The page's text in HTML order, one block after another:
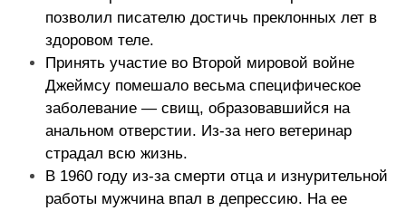
позволил писателю достичь преклонных лет в
здоровом теле.
Принять участие во Второй мировой войне
Джеймсу помешало весьма специфическое
заболевание — свищ, образовавшийся на
анальном отверстии. Из-за него ветеринар
страдал всю жизнь.
В 1960 году из-за смерти отца и изнурительной
работы мужчина впал в депрессию. На ее